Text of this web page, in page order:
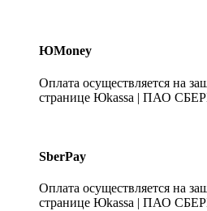
ЮMoney
Оплата осуществляется на
странице Юkassa | ПАО
SberPay
Оплата осуществляется на
странице Юkassa | ПАО